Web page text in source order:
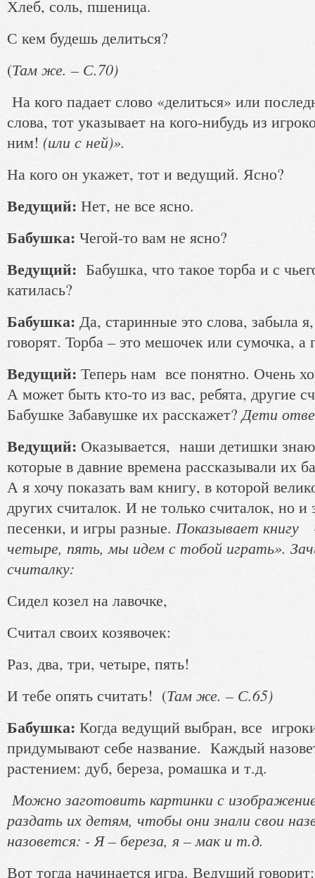
Хлеб, соль, пшеница.
С кем будешь делиться?
(Там же. – С.70)
На кого падает слово «делиться» или
слова, тот указывает на кого-нибудь из
ним! (или с ней)».
На кого он укажет, тот и ведущий. Ясно?
Ведущий: Нет, не все ясно.
Бабушка: Чегой-то вам не ясно?
Ведущий: Бабушка, что такое торба и с
катилась?
Бабушка: Да, старинные это слова, забыла
говорят. Торба – это мешочек или сумочка, а
Ведущий: Теперь нам все понятно. Очень
А может быть кто-то из вас, ребята, другие
Бабушке Забавушке их расскажет?Дети
Ведущий: Оказывается, наши детишки
которые в давние времена рассказывали их
А я хочу показать вам книгу, в которой
других считалок. И не только считалок, но и
песенки, и игры разные. Показывает книгу
четыре, пять, мы идем с тобой играть».
считалку:
Сидел козел на лавочке,
Считал своих козявочек:
Раз, два, три, четыре, пять!
И тебе опять считать! (Там же. – С.65)
Бабушка: Когда ведущий выбран, все
придумывают себе название. Каждый
растением: дуб, береза, ромашка и т.д.
Можно заготовить картинки с
раздать их детям, чтобы они знали свои
назовется: - Я – береза, я – мак и т.д.
Вот тогда начинается игра. Ведущий